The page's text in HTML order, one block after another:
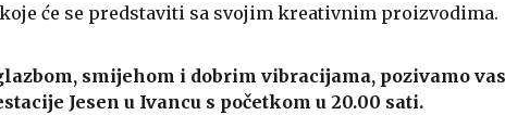
će se predstaviti sa svojim kreativnim proizvodima.
smijehom i dobrim vibracijama, pozivamo
Jesen u Ivancu s početkom u 20.00 sati.